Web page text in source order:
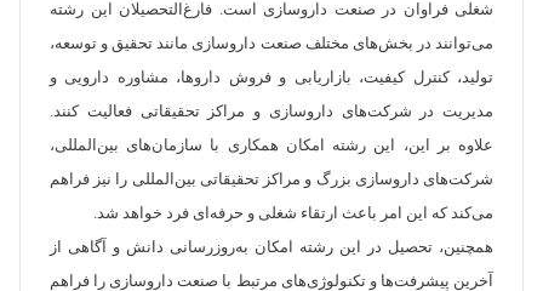
شغلی فراوان در صنعت داروسازی است. فارغ‌التحصیلان این رشته
می‌توانند در بخش‌های مختلف صنعت داروسازی مانند تحقیق و توسعه،
تولید، کنترل کیفیت، بازاریابی و فروش داروها، مشاوره دارویی و
مدیریت در شرکت‌های داروسازی و مراکز تحقیقاتی فعالیت کنند.
علاوه بر این، این رشته امکان همکاری با سازمان‌های بین‌المللی،
شرکت‌های داروسازی بزرگ و مراکز تحقیقاتی بین‌المللی را نیز فراهم
می‌کند که این امر باعث ارتقاء شغلی و حرفه‌ای فرد خواهد شد.
همچنین، تحصیل در این رشته امکان به‌روزرسانی دانش و آگاهی از
آخرین پیشرفت‌ها و تکنولوژی‌های مرتبط با صنعت داروسازی را فراهم